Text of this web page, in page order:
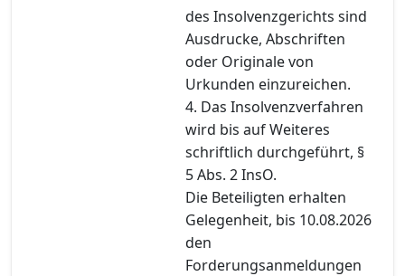
des Insolvenzgerichts sind
Ausdrucke, Abschriften
oder Originale von
Urkunden einzureichen.
4. Das Insolvenzverfahren
wird bis auf Weiteres
schriftlich durchgeführt, §
5 Abs. 2 InsO.
Die Beteiligten erhalten
Gelegenheit, bis 10.08.2026
den
Forderungsanmeldungen